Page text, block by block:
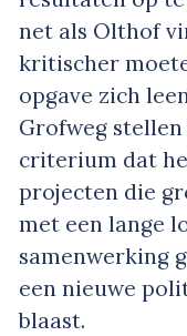
net als Olthof
kritischer
opgave zich
Grofweg
criterium dat
projecten die
met een lange
samenwerking
een nieuwe
blaast.